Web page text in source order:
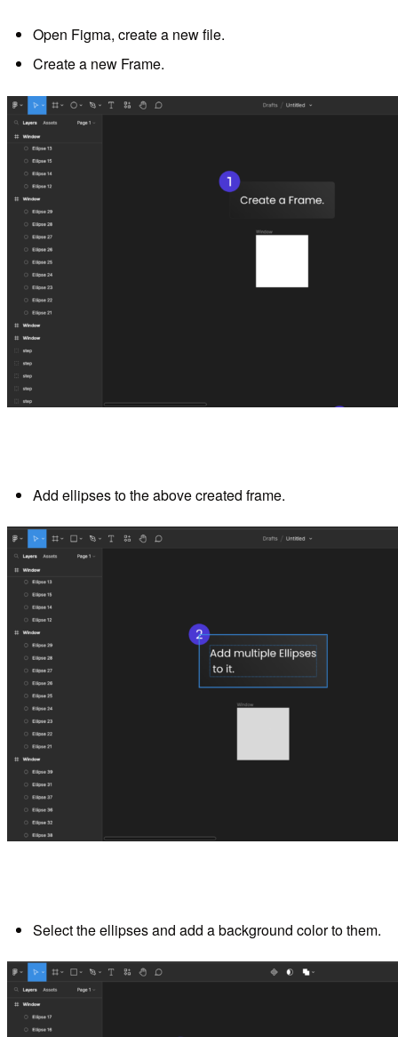
Open Figma, create a new file.
Create a new Frame.
Add ellipses to the above created frame.
Select the ellipses and add a background color to them.